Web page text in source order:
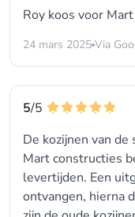
Roy koos voor
24 mars 2025 Via
5/5
De kozijnen van
Mart constructies
levertijden. Een
ontvangen, hierna